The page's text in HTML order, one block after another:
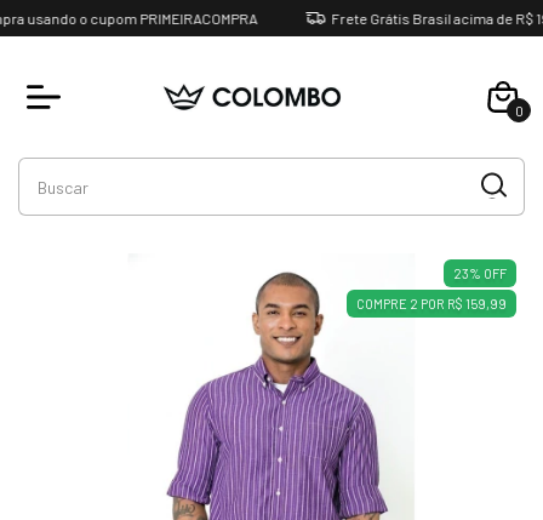
o cupom PRIMEIRACOMPRA Frete Grátis Brasil acima de R$
0
23% OFF
COMPRE 2 POR R$ 159,99